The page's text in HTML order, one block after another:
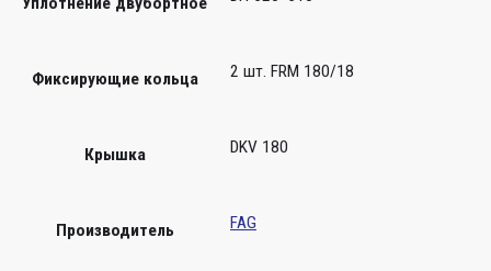
Фиксирующие кольца 2 шт. FRM 180/18
Крышка DKV 180
Производитель FAG